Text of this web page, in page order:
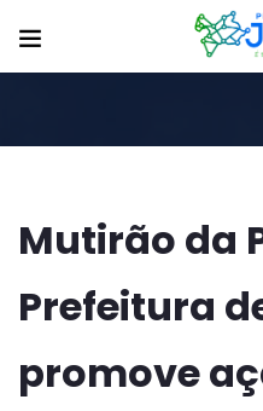
Mutirão da
Prefeitura
promove